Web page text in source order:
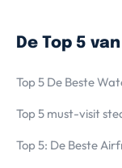
De Top 5
Top 5 De Beste
Top 5 must-visit
Top 5: De Beste